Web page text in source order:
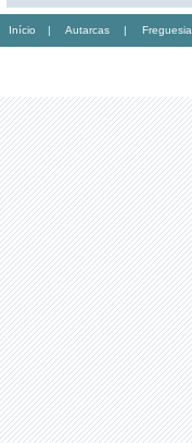
Início | Autarcas | Freguesia